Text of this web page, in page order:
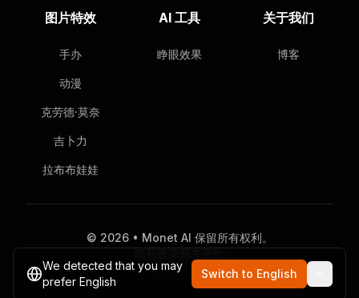
图片特效
手办
动漫
克劳德·莫奈
吉卜力
拉布布娃娃
AI 工具
睁眼效果
关于我们
博客
© 2026 • Monet AI 保留所有权利。
We detected that you may
prefer English
Switch to English